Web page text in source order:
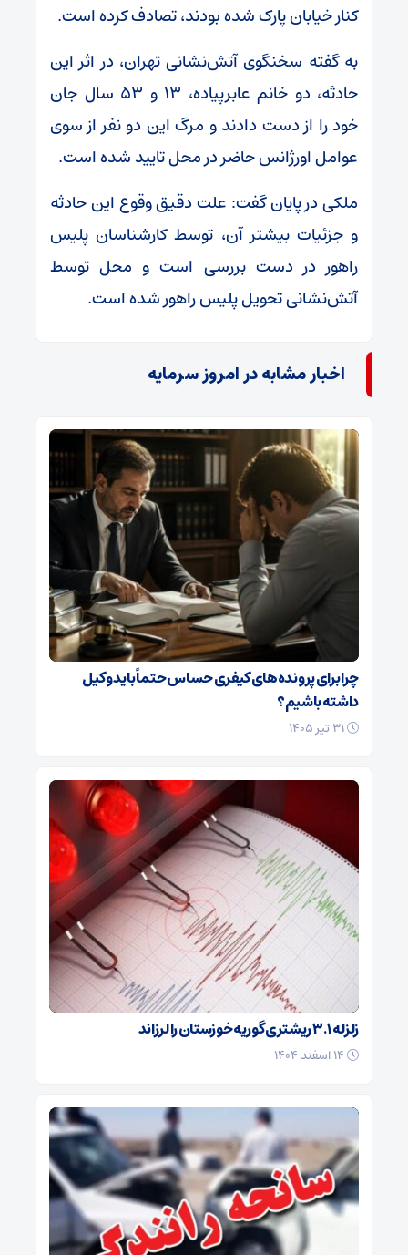
کنار خیابان پارک شده بودند، تصادف کرده است.
به گفته سخنگوی آتش‌نشانی تهران، در اثر این
حادثه، دو خانم عابرپیاده، ۱۳ و ۵۳ سال جان
خود را از دست دادند و مرگ این دو نفر از سوی
عوامل اورژانس حاضر در محل تایید شده است.
ملکی در پایان گفت: علت دقیق وقوع این حادثه
و جزئیات بیشتر آن، توسط کارشناسان پلیس
راهور در دست بررسی است و محل توسط
آتش‌نشانی تحویل پلیس راهور شده است.
اخبار مشابه در امروز سرمایه
چرا برای پرونده‌های کیفری حساس حتماً باید وکیل
داشته باشیم؟
زلزله ۳.۱ ریشتری گوریه خوزستان را لرزاند